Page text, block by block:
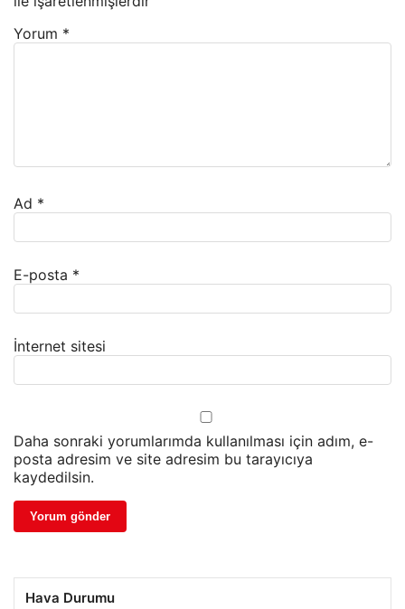
Yorum *
Ad *
E-posta *
İnternet sitesi
Daha sonraki yorumlarımda kullanılması için adım, e-
posta adresim ve site adresim bu tarayıcıya
kaydedilsin.
Hava Durumu